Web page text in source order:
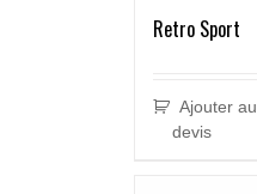
Retro Sport
Ajouter au
devis